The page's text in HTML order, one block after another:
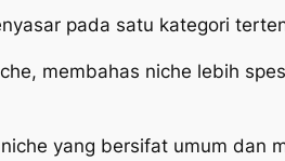
pada satu kategori
membahas niche lebih
yang bersifat umum dan